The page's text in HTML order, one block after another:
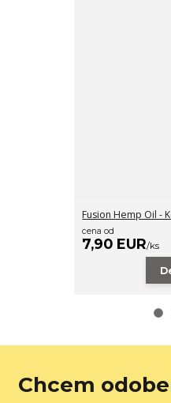
Fusion Hemp Oil -
cena od
7,90 EUR/ks
Chcem